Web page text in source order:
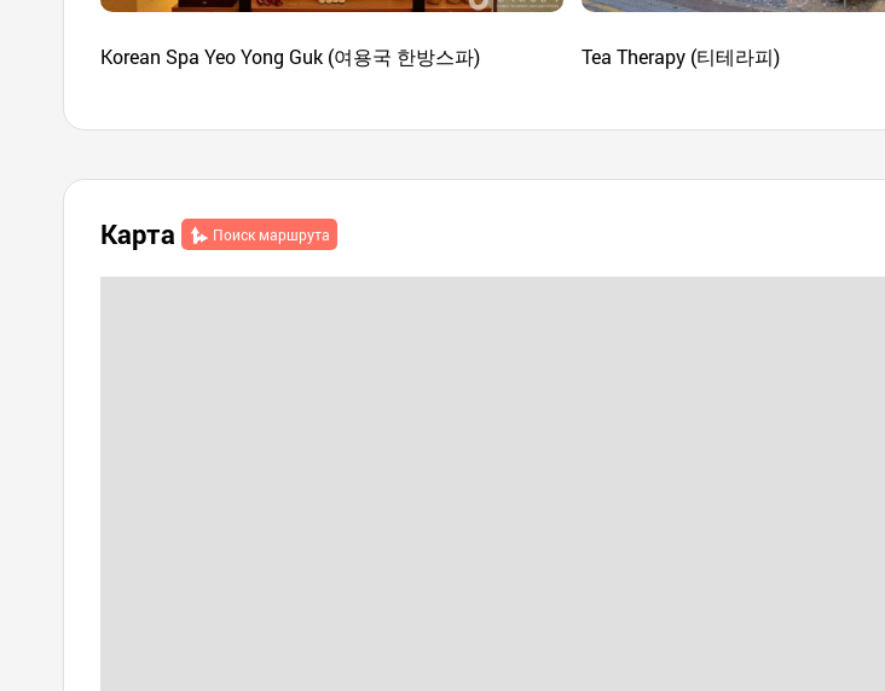
Korean Spa Yeo Yong Guk (여용국 한방스파) Tea Therapy (티테라피)
Карта Поиск маршрута